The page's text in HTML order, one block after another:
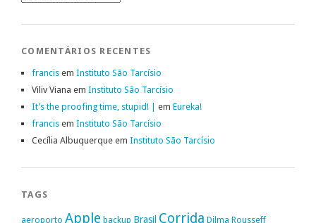
COMENTÁRIOS RECENTES
francis em Instituto São Tarcísio
Viliv Viana em Instituto São Tarcísio
It’s the proofing time, stupid! | em Eureka!
francis em Instituto São Tarcísio
Cecília Albuquerque em Instituto São Tarcísio
TAGS
aeroporto Apple backup Brasil Corrida Dilma Rousseff